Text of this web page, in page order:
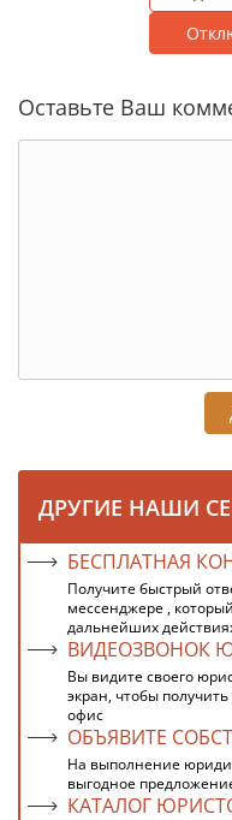
Оставьте Ваш
ДРУГИЕ НАШИ
БЕСПЛАТНАЯ
Получите быстрый
мессенджере ,
дальнейших
ВИДЕОЗВОНОК
Вы видите своего
экран, чтобы
офис
ОБЪЯВИТЕ
На выполнение
выгодное
КАТАЛОГ